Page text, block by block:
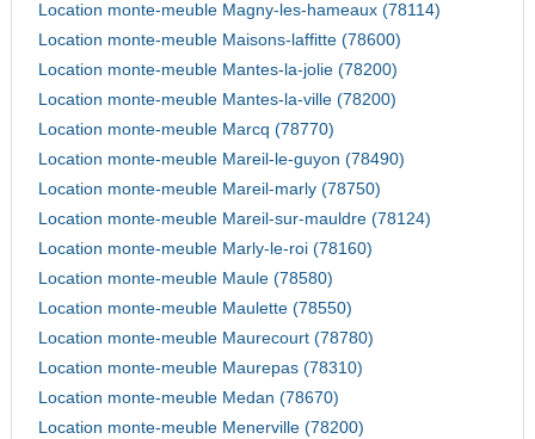
Location monte-meuble Magny-les-hameaux (78114)
Location monte-meuble Maisons-laffitte (78600)
Location monte-meuble Mantes-la-jolie (78200)
Location monte-meuble Mantes-la-ville (78200)
Location monte-meuble Marcq (78770)
Location monte-meuble Mareil-le-guyon (78490)
Location monte-meuble Mareil-marly (78750)
Location monte-meuble Mareil-sur-mauldre (78124)
Location monte-meuble Marly-le-roi (78160)
Location monte-meuble Maule (78580)
Location monte-meuble Maulette (78550)
Location monte-meuble Maurecourt (78780)
Location monte-meuble Maurepas (78310)
Location monte-meuble Medan (78670)
Location monte-meuble Menerville (78200)